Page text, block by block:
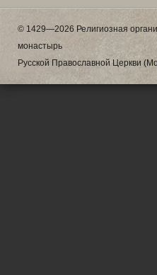
© 1429—2026 Религиозная
монастырь
Русской Православной Церкви